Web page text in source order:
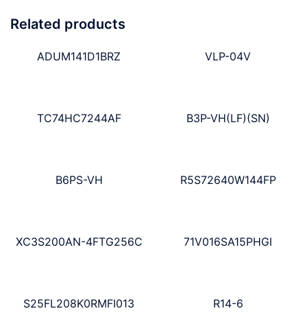
Related products
ADUM141D1BRZ VLP-04V
TC74HC7244AF B3P-VH(LF)(SN)
B6PS-VH R5S72640W144FP
XC3S200AN-4FTG256C 71V016SA15PHGI
S25FL208K0RMFI013 R14-6